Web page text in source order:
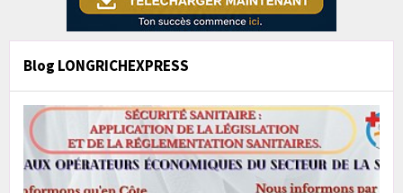
Blog LONGRICHEXPRESS